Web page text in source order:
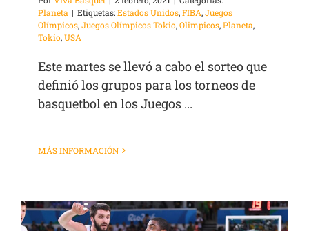
Planeta | Etiquetas:Estados Unidos,FIBA,Juegos
Olímpicos,Juegos Olímpicos Tokio,Olimpicos,Planeta,
Tokio,USA
Este martes se llevó a cabo el sorteo que
definió los grupos para los torneos de
basquetbol en los Juegos ...
MÁS INFORMACIÓN